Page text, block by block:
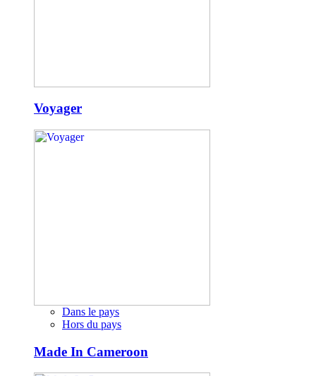
Voyager
Dans le pays
Hors du pays
Made In Cameroon